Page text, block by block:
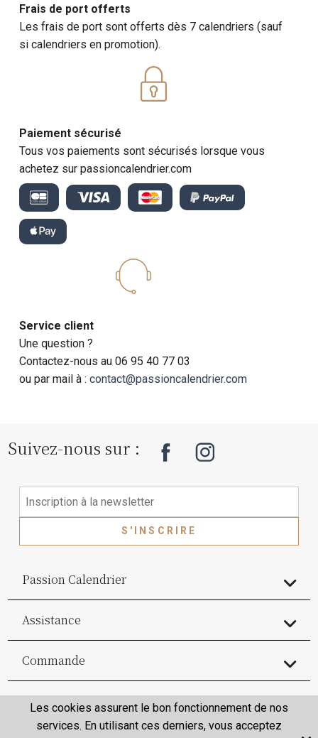
Frais de port offerts
Les frais de port sont offerts dès 7 calendriers (sauf
si calendriers en promotion).
Paiement sécurisé
Tous vos paiements sont sécurisés lorsque vous
achetez sur passioncalendrier.com
Service client
Une question ?
Contactez-nous au 06 95 40 77 03
ou par mail à :contact@passioncalendrier.com
Suivez-nous sur :
S'INSCRIRE
Passion Calendrier
Assistance
Commande
Commande
Les cookies assurent le bon fonctionnement de nos
services. En utilisant ces derniers, vous acceptez